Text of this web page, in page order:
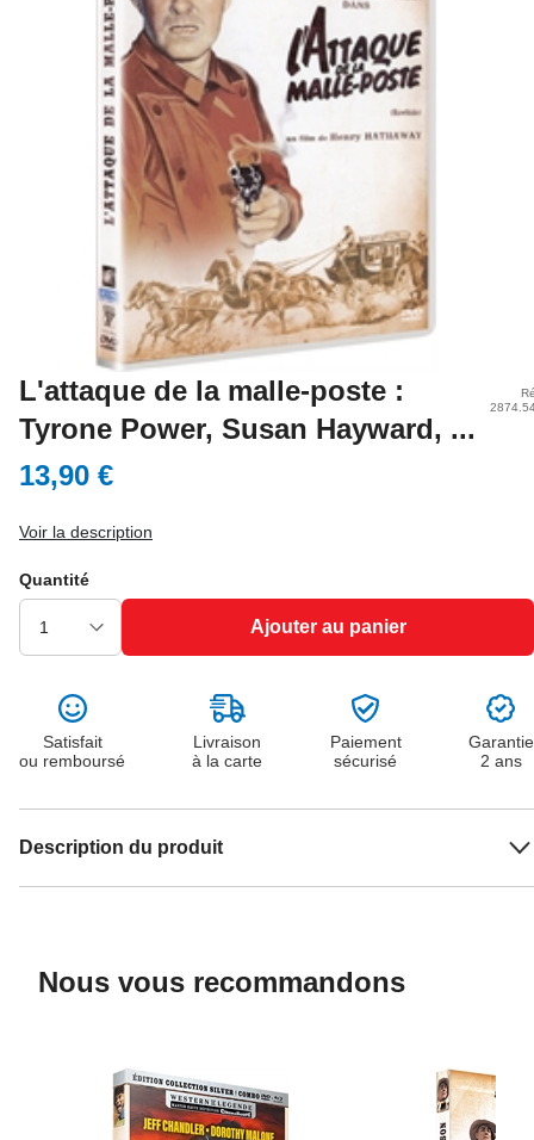
L'attaque de la malle-poste :
Tyrone Power, Susan Hayward, ...
13,90 €
Voir la description
Quantité
Ajouter au panier
Satisfait
ou remboursé
Livraison
à la carte
Paiement
sécurisé
Garantie
2 ans
Description du produit
Nous vous recommandons